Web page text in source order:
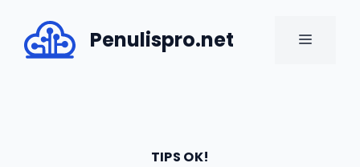
content
Penulispro.net MENU
TIPS OK!